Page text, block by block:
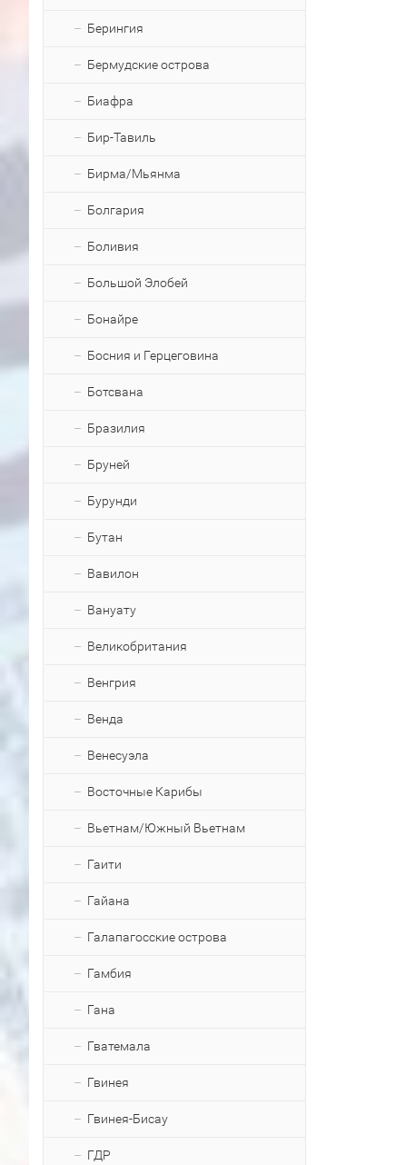
Берингия
Бермудские острова
Биафра
Бир-Тавиль
Бирма/Мьянма
Болгария
Боливия
Большой Элобей
Бонайре
Босния и Герцеговина
Ботсвана
Бразилия
Бруней
Бурунди
Бутан
Вавилон
Вануату
Великобритания
Венгрия
Венда
Венесуэла
Восточные Карибы
Вьетнам/Южный Вьетнам
Гаити
Гайана
Галапагосские острова
Гамбия
Гана
Гватемала
Гвинея
Гвинея-Бисау
ГДР